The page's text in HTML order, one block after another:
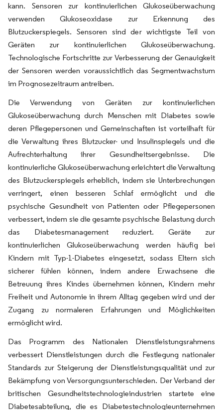
kann. Sensoren zur kontinuierlichen Glukoseüberwachung
verwenden Glukoseoxidase zur Erkennung des
Blutzuckerspiegels. Sensoren sind der wichtigste Teil von
Geräten zur kontinuierlichen Glukoseüberwachung.
Technologische Fortschritte zur Verbesserung der Genauigkeit
der Sensoren werden voraussichtlich das Segmentwachstum
im Prognosezeitraum antreiben.
Die Verwendung von Geräten zur kontinuierlichen
Glukoseüberwachung durch Menschen mit Diabetes sowie
deren Pflegepersonen und Gemeinschaften ist vorteilhaft für
die Verwaltung ihres Blutzucker- und Insulinspiegels und die
Aufrechterhaltung ihrer Gesundheitsergebnisse. Die
kontinuierliche Glukoseüberwachung erleichtert die Verwaltung
des Blutzuckerspiegels erheblich, indem sie Unterbrechungen
verringert, einen besseren Schlaf ermöglicht und die
psychische Gesundheit von Patienten oder Pflegepersonen
verbessert, indem sie die gesamte psychische Belastung durch
das Diabetesmanagement reduziert. Geräte zur
kontinuierlichen Glukoseüberwachung werden häufig bei
Kindern mit Typ-1-Diabetes eingesetzt, sodass Eltern sich
sicherer fühlen können, indem andere Erwachsene die
Betreuung ihres Kindes übernehmen können, Kindern mehr
Freiheit und Autonomie in ihrem Alltag gegeben wird und der
Zugang zu normaleren Erfahrungen und Möglichkeiten
ermöglicht wird.
Das Programm des Nationalen Dienstleistungsrahmens
verbessert Dienstleistungen durch die Festlegung nationaler
Standards zur Steigerung der Dienstleistungsqualität und zur
Bekämpfung von Versorgungsunterschieden. Der Verband der
britischen Gesundheitstechnologieindustrien startete eine
Diabetesabteilung, die es Diabetestechnologieunternehmen